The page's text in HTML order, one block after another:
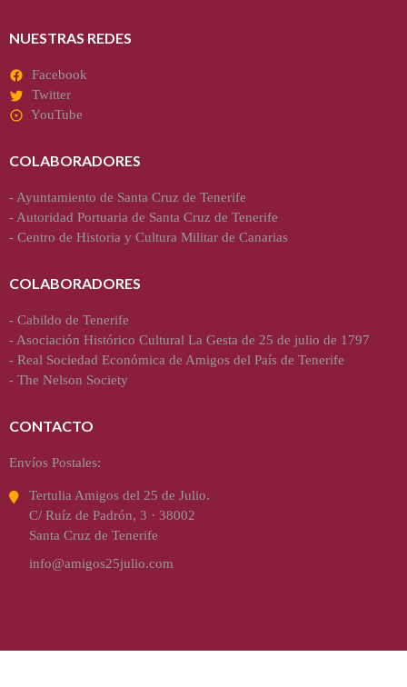
NUESTRAS REDES
Facebook
Twitter
YouTube
COLABORADORES
- Ayuntamiento de Santa Cruz de Tenerife
- Autoridad Portuaria de Santa Cruz de Tenerife
- Centro de Historia y Cultura Militar de Canarias
COLABORADORES
- Cabildo de Tenerife
- Asociación Histórico Cultural La Gesta de 25 de julio de 1797
- Real Sociedad Económica de Amigos del País de Tenerife
- The Nelson Society
CONTACTO
Envíos Postales:
Tertulia Amigos del 25 de Julio.
C/ Ruíz de Padrón, 3 · 38002
Santa Cruz de Tenerife
info@amigos25julio.com